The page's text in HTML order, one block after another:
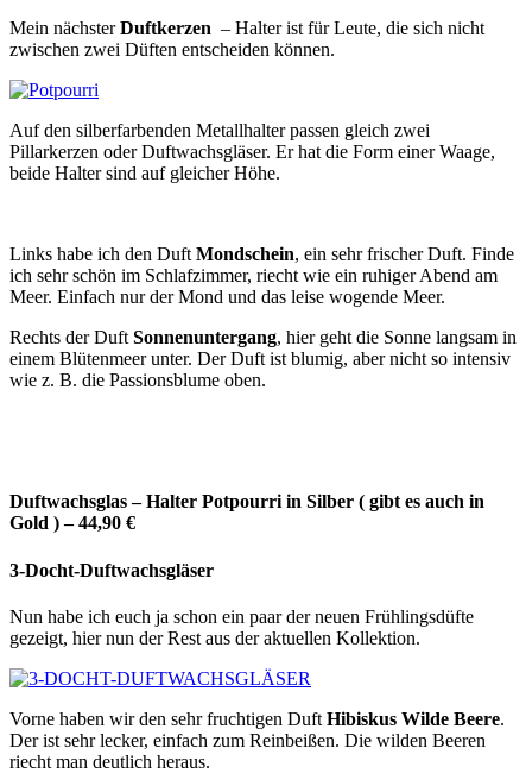
Mein nächsterDuftkerzen – Halter ist für Leute, die sich nicht
zwischen zwei Düften entscheiden können.
Auf den silberfarbenden Metallhalter passen gleich zwei
Pillarkerzen oder Duftwachsgläser. Er hat die Form einer Waage,
beide Halter sind auf gleicher Höhe.
Links habe ich den Duft Mondschein, ein sehr frischer Duft. Finde
ich sehr schön im Schlafzimmer, riecht wie ein ruhiger Abend am
Meer. Einfach nur der Mond und das leise wogende Meer.
Rechts der Duft Sonnenuntergang, hier geht die Sonne langsam in
einem Blütenmeer unter. Der Duft ist blumig, aber nicht so intensiv
wie z. B. die Passionsblume oben.
Duftwachsglas – Halter Potpourri in Silber ( gibt es auch in
Gold ) – 44,90 €
3-Docht-Duftwachsgläser
Nun habe ich euch ja schon ein paar der neuen Frühlingsdüfte
gezeigt, hier nun der Rest aus der aktuellen Kollektion.
Vorne haben wir den sehr fruchtigen Duft Hibiskus Wilde Beere.
Der ist sehr lecker, einfach zum Reinbeißen. Die wilden Beeren
riecht man deutlich heraus.